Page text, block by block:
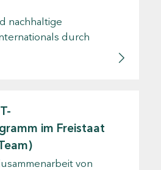
nachhaltige
durch
im Freistaat
von